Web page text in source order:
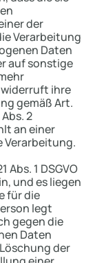
der
Verarbeitung
Daten
auf sonstige
ihre
gemäß Art.
2
an einer
Verarbeitung.
1 DSGVO
und es liegen
für die
legt
gegen die
Daten
der